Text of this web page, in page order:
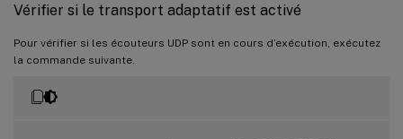
Vérifier si le transport adaptatif est activé
Pour vérifier si les écouteurs UDP sont en cours d’exécution, exécutez
la commande suivante.